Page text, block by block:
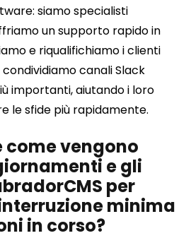
siamo specialisti
un supporto rapido in
e riqualifichiamo i clienti
canali Slack
importanti, aiutando i loro
le sfide più rapidamente.
come vengono
e gli
per
minima
in corso?